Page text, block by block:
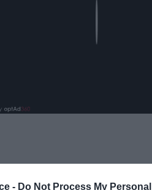
- Do Not Process My